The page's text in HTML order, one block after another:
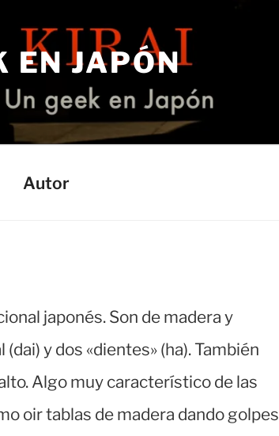
EN JAPÓN
Autor
japonés. Son de madera y
y dos «dientes» (ha). También
Algo muy característico de las
oir tablas de madera dando golpes